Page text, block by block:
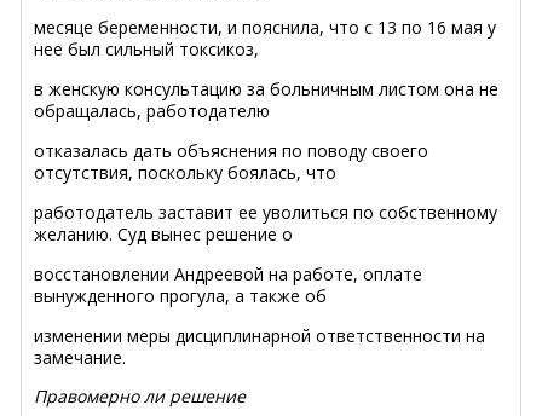
месяце беременности, и пояснила, что с 13 по 16 мая у
нее был сильный токсикоз,
в женскую консультацию за больничным листом она не
обращалась, работодателю
отказалась дать объяснения по поводу своего
отсутствия, поскольку боялась, что
работодатель заставит ее уволиться по собственному
желанию. Суд вынес решение о
восстановлении Андреевой на работе, оплате
вынужденного прогула, а также об
изменении меры дисциплинарной ответственности на
замечание.
Правомерно ли решение